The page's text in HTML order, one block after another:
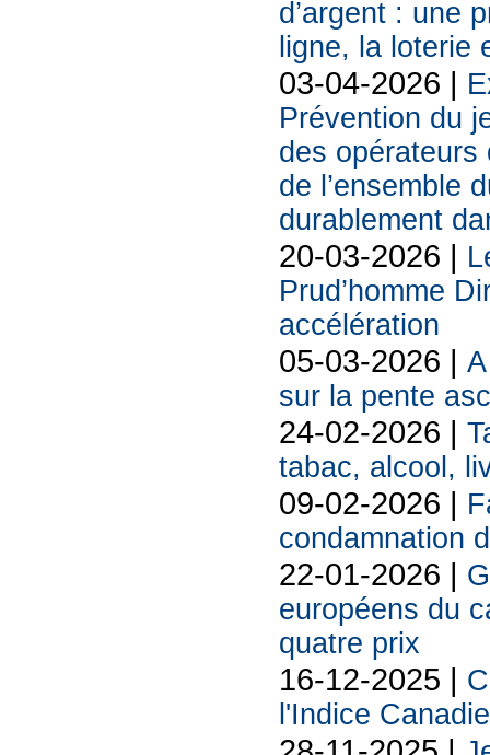
d’argent : une
ligne, la loterie
03-04-2026 |
Prévention du
des opérateurs
de l’ensemble
durablement
20-03-2026 |
Prud’homme
accélération
05-03-2026 |
sur la pente
24-02-2026 |
tabac, alcool,
09-02-2026 |
condamnation
22-01-2026 |
européens du
quatre prix
16-12-2025 |
l'Indice